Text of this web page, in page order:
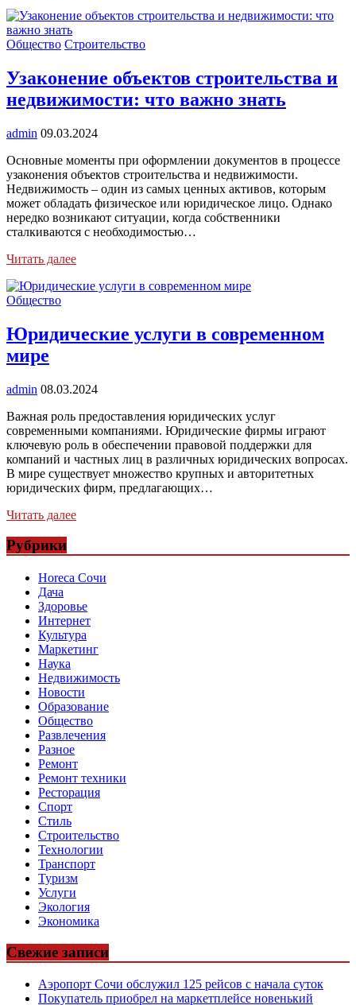
Общество Строительство
Узаконение объектов строительства и
недвижимости: что важно знать
admin 09.03.2024
Основные моменты при оформлении документов в процессе
узаконения объектов строительства и недвижимости.
Недвижимость – один из самых ценных активов, которым
может обладать физическое или юридическое лицо. Однако
нередко возникают ситуации, когда собственники
сталкиваются с необходимостью…
Читать далее
Общество
Юридические услуги в современном
мире
admin 08.03.2024
Важная роль предоставления юридических услуг
современными компаниями. Юридические фирмы играют
ключевую роль в обеспечении правовой поддержки для
компаний и частных лиц в различных юридических вопросах.
В мире существует множество крупных и авторитетных
юридических фирм, предлагающих…
Читать далее
Рубрики
Horeca Сочи
Дача
Здоровье
Интернет
Культура
Маркетинг
Наука
Недвижимость
Новости
Образование
Общество
Развлечения
Разное
Ремонт
Ремонт техники
Ресторация
Спорт
Стиль
Строительство
Технологии
Транспорт
Туризм
Услуги
Экология
Экономика
Свежие записи
Аэропорт Сочи обслужил 125 рейсов с начала суток
Покупатель приобрел на маркетплейсе новенький